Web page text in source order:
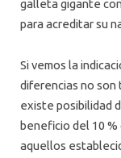
galleta gigante
para acreditar su
Si vemos la
diferencias no son
existe posibilidad
beneficio del 10 %
aquellos